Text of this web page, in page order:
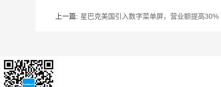
上一篇: 星巴克美国引入数字菜单屏，营业额提高30%